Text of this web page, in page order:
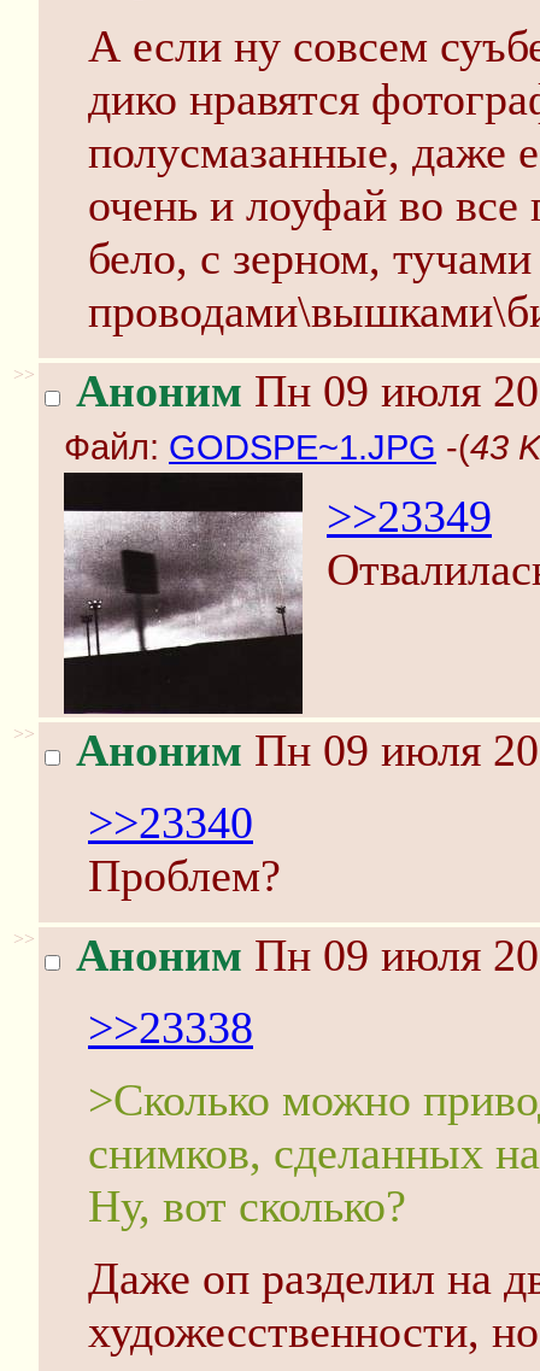
А если ну совсем
дико нравятся
полусмазанные, даже
очень и лоуфай во
бело, с зерном,
>> Аноним Пн 09 июля
Файл: GODSPE~1.JPG -(43
>>23349
>> Аноним Пн 09 июля
>>23340
Проблем?
>> Аноним Пн 09 июля
>>23338
>Сколько можно
снимков, сделанных
Ну, вот сколько?
Даже оп разделил на
художесственности,